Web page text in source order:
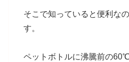
そこで知っていると便利な
す。
ペットボトルに沸騰前の